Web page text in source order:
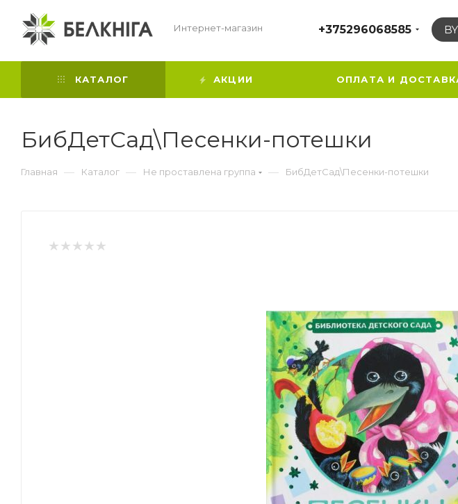
Интернет-магазин +375296068585 BY
КАТАЛОГ АКЦИИ ОПЛАТА И
БибДетСад\Песенки-потешки
Главная — Каталог — Не проставлена группа — БибДетСад\Песенки-потешки